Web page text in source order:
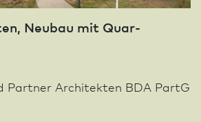
Neu­bau mit Quar­
Partner Architekten BDA PartG